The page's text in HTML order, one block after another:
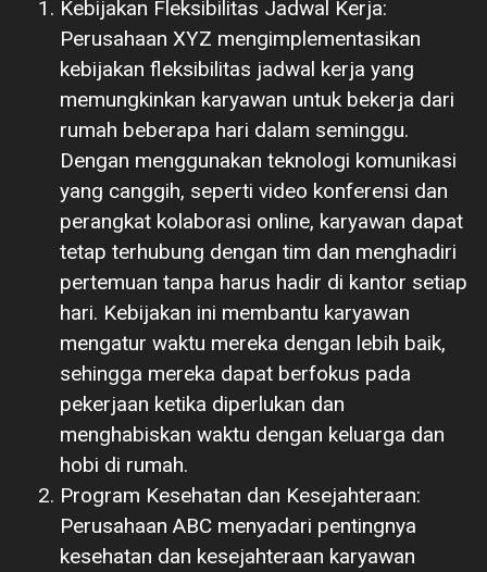
Kebijakan Fleksibilitas Jadwal Kerja:
Perusahaan XYZ mengimplementasikan
kebijakan fleksibilitas jadwal kerja yang
memungkinkan karyawan untuk bekerja dari
rumah beberapa hari dalam seminggu.
Dengan menggunakan teknologi komunikasi
yang canggih, seperti video konferensi dan
perangkat kolaborasi online, karyawan dapat
tetap terhubung dengan tim dan menghadiri
pertemuan tanpa harus hadir di kantor setiap
hari. Kebijakan ini membantu karyawan
mengatur waktu mereka dengan lebih baik,
sehingga mereka dapat berfokus pada
pekerjaan ketika diperlukan dan
menghabiskan waktu dengan keluarga dan
hobi di rumah.
Program Kesehatan dan Kesejahteraan:
Perusahaan ABC menyadari pentingnya
kesehatan dan kesejahteraan karyawan